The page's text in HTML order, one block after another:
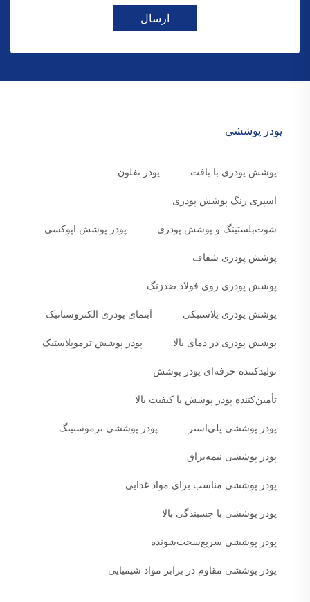
ارسال
پودر پوششی
پوشش پودری با بافت پودر تفلون
اسپری رنگ پوشش پودری
شوت‌بلستینگ و پوشش پودری پودر پوشش اپوکسی
پوشش پودری شفاف
پوشش پودری روی فولاد ضدزنگ
پوشش پودری پلاستیکی آبنمای پودری الکتروستاتیک
پوشش پودری در دمای بالا پودر پوشش ترموپلاستیک
تولیدکننده حرفه‌ای پودر پوشش
تأمین‌کننده پودر پوشش با کیفیت بالا
پودر پوششی پلی‌استر پودر پوششی ترموستینگ
پودر پوششی نیمه‌براق
پودر پوششی مناسب برای مواد غذایی
پودر پوششی با چسبندگی بالا
پودر پوششی سریع‌سخت‌شونده
پودر پوششی مقاوم در برابر مواد شیمیایی